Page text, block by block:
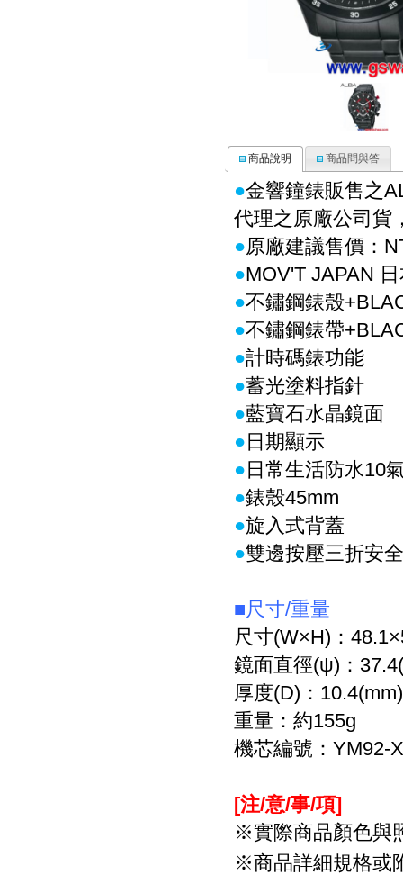
商品說明 商品問與答
●金響鐘錶販售之
代理之原廠公司貨
●原廠建議售價：
●MOV'T JAPAN
●不鏽鋼錶殼
●不鏽鋼錶帶
●計時碼錶功能
●蓄光塗料指針
●藍寶石水晶鏡面
●日期顯示
●日常生活防水10
●錶殼45mm
●旋入式背蓋
●雙邊按壓三折安
■尺寸/重量
尺寸(W×H) ：48.1
鏡面直徑(ψ) ：37.4
厚度(D) ：10.4(mm)
重量：約155g
機芯編號：YM92-
[注/意/事/項]
※實際商品顏色與
※商品詳細規格或